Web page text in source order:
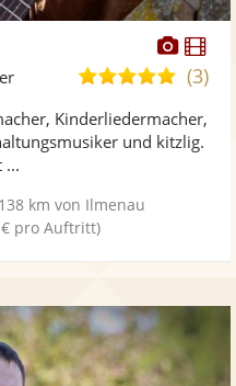
Fotos
5,0
5
Sternen
(3)
Kinderliedermacher,
und kitzlig.
...
138 km von Ilmenau
€ pro Auftritt)